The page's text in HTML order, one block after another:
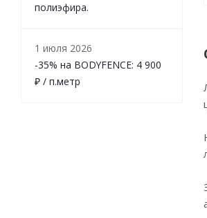
полиэфира.
1 июля 2026
-35% на BODYFENCE: 4 900
₽ / п.метр